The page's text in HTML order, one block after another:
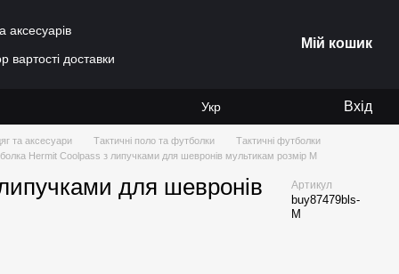
аксесуарів
вартості доставки
Мій кошик
Укр Вхід
та аксесуари Тактичні поло та футболки
Тактичні футболки
Hermit Coolpass з липучками для шевронів мультикам розмір M
для шевронів
Артикул
buy87479bls-
M